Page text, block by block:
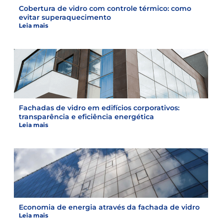
Cobertura de vidro com controle térmico: como
evitar superaquecimento
Leia mais
Fachadas de vidro em edifícios corporativos:
transparência e eficiência energética
Leia mais
Economia de energia através da fachada de vidro
Leia mais